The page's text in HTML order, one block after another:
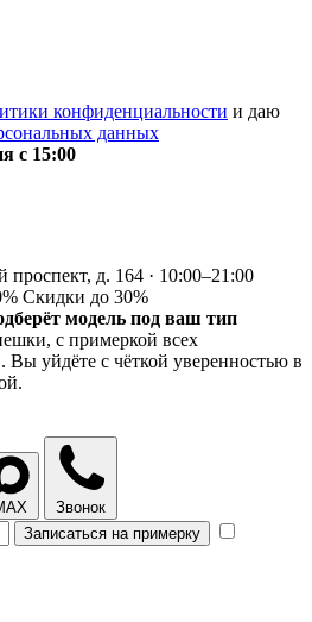
конфиденциальности и даю
данных
с 15:00
д. 164 · 10:00–21:00
Скидки до 30%
модель под ваш тип
с примеркой всех
уйдёте с чёткой уверенностью в
Звонок
Записаться на примерку